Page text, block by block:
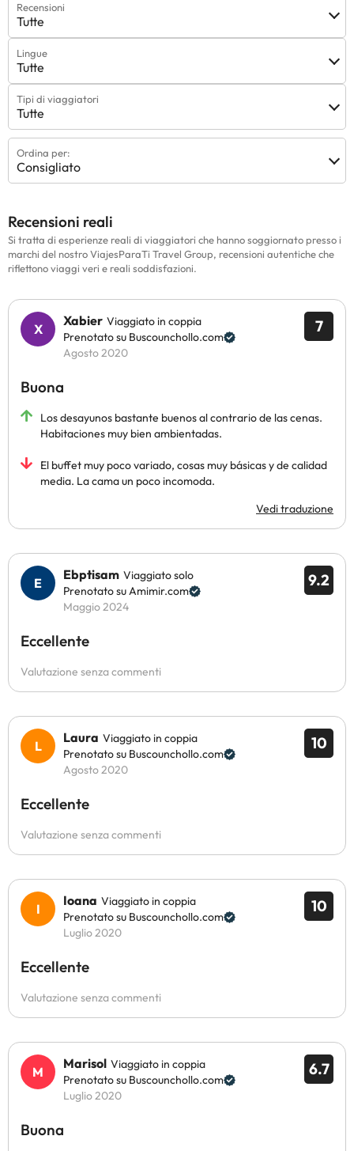
Recensioni
Tutte
Lingue
Tutte
Tipi di viaggiatori
Tutte
Ordina per:
Consigliato
Recensioni reali
Si tratta di esperienze reali di viaggiatori che hanno soggiornato presso i
marchi del nostro ViajesParaTi Travel Group, recensioni autentiche che
riflettono viaggi veri e reali soddisfazioni.
7
Xabier Viaggiato in coppia
Prenotato su Buscounchollo.com
Agosto 2020
Buona
Los desayunos bastante buenos al contrario de las cenas.
Habitaciones muy bien ambientadas.
El buffet muy poco variado, cosas muy básicas y de calidad
media. La cama un poco incomoda.
Vedi traduzione
9.2
Ebptisam Viaggiato solo
Prenotato su Amimir.com
Maggio 2024
Eccellente
Valutazione senza commenti
10
Laura Viaggiato in coppia
Prenotato su Buscounchollo.com
Agosto 2020
Eccellente
Valutazione senza commenti
10
Ioana Viaggiato in coppia
Prenotato su Buscounchollo.com
Luglio 2020
Eccellente
Valutazione senza commenti
6.7
Marisol Viaggiato in coppia
Prenotato su Buscounchollo.com
Luglio 2020
Buona